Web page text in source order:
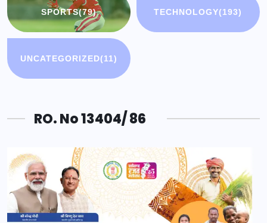
SPORTS(79) TECHNOLOGY(193)
UNCATEGORIZED(11)
RO. No 13404/ 86